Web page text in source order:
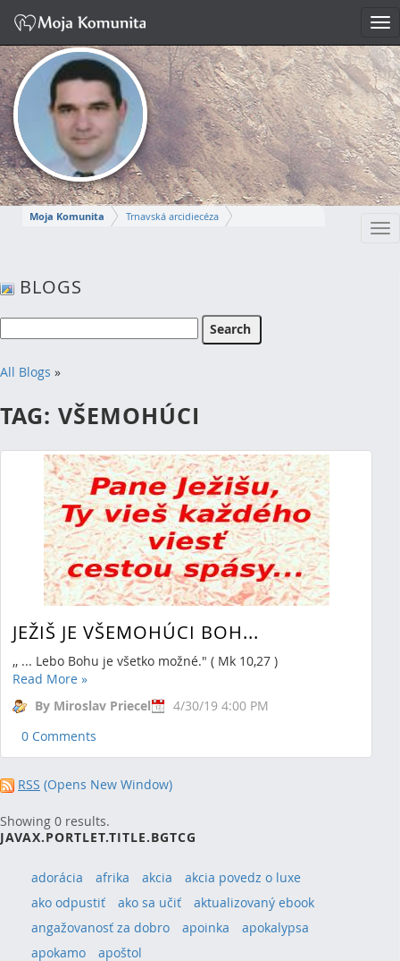
Moja Komunita
Trnavská arcidiecéza
MIROSLAV
BLOGS
All Blogs »
TAG: VŠEMOHÚCI
JEŽIŠ JE VŠEMOHÚCI BOH...
,, ... Lebo Bohu je všetko možné." ( Mk 10,27 )
Read More »
By Miroslav Priecel
4/30/19 4:00 PM
0 Comments
RSS (Opens New Window)
Showing 0 results.
JAVAX.PORTLET.TITLE.BGTCG
adorácia afrika akcia
akcia povedz o luxe
ako odpustiť
ako sa učiť
aktualizovaný ebook
angažovanosť za dobro
apoinka
apokalypsa
apokamo
apoštol